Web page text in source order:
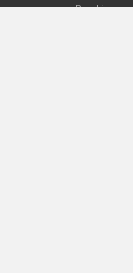
Ranti 2021